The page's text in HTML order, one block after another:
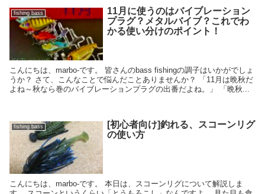
fishing bass
11月に使うのはバイブレーション
プラグ？メタルバイブ？これでわ
かる使い分けのポイント！
こんにちは、marbo-です。 皆さんのbass fishingの調子はいかがでしょ
うか？ さて、こんなことで悩んだことありませんか？ 「11月は晩秋だ
よね～秋なら巻のバイブレーションプラグの出番だよね。」 「晩秋...
fishing bass
[初心者向け]釣れる、スコーンリグ
の使い方
こんにちは、marbo-です。 本日は、スコーンリグについて解説しま